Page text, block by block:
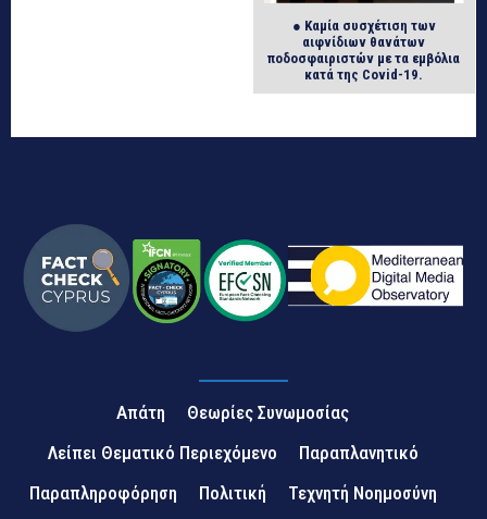
● Καμία συσχέτιση των
αιφνίδιων θανάτων
ποδοσφαιριστών με τα εμβόλια
κατά της Covid-19.
Απάτη
Θεωρίες Συνωμοσίας
Λείπει Θεματικό Περιεχόμενο
Παραπλανητικό
Παραπληροφόρηση
Πολιτική
Τεχνητή Νοημοσύνη